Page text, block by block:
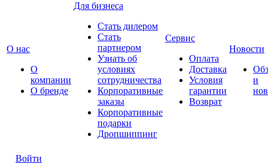
О нас
О
компании
О бренде
Для бизнеса
Стать дилером
Стать
партнером
Узнать об
условиях
сотрудничества
Корпоративные
заказы
Корпоративные
подарки
Дропшиппинг
Сервис
Оплата
Доставка
Условия
гарантии
Возврат
Новости
и
Войти